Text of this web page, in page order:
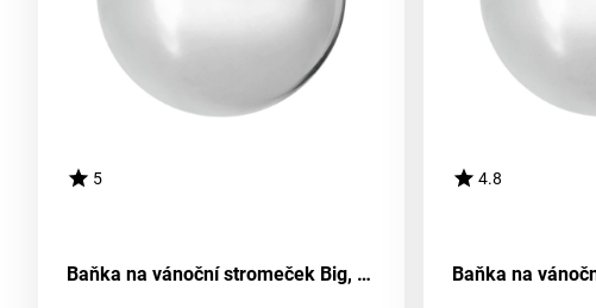
5
Baňka na vánoční stromeček Big, Ø: 10cm
4.8